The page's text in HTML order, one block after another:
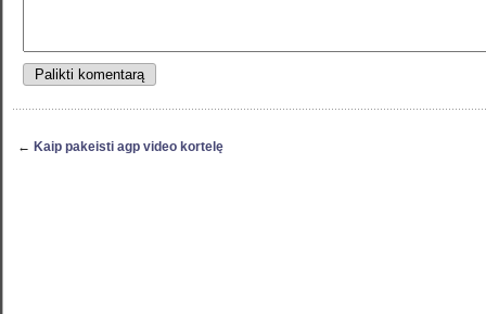
← Kaip pakeisti agp video kortelę